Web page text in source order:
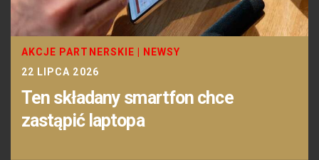
AKCJE PARTNERSKIE
NEWSY
22 LIPCA 2026
Ten składany smartfon chce
zastąpić laptopa